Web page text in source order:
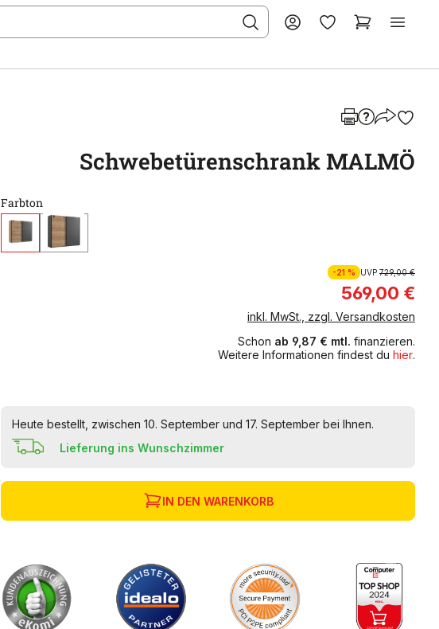
Schwebetürenschrank MALMÖ
Farbton
-21 % UVP 729,00 €
569,00 €
inkl. MwSt., zzgl. Versandkosten
Schon ab 9,87 € mtl. finanzieren.
Weitere Informationen findest du hier.
Heute bestellt, zwischen 10. September und 17. September bei Ihnen.
Lieferung ins Wunschzimmer
IN DEN WARENKORB